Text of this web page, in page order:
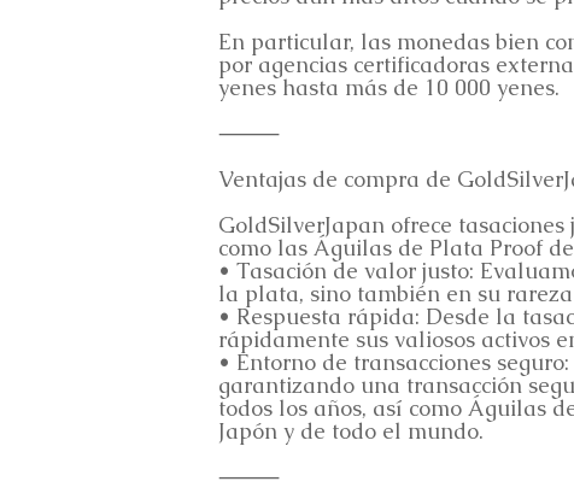
En particular, las monedas bien
por agencias certificadoras
yenes hasta más de 10 000 yenes.
⸻
Ventajas de compra de
GoldSilverJapan ofrece
como las Águilas de Plata Proof
• Tasación de valor justo:
la plata, sino también en su
• Respuesta rápida: Desde la
rápidamente sus valiosos activos
• Entorno de transacciones
garantizando una transacción
todos los años, así como Águilas
Japón y de todo el mundo.
⸻